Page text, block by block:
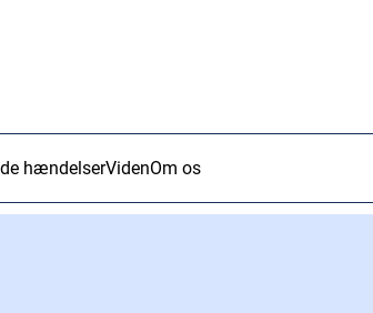
hændelserVidenOm os